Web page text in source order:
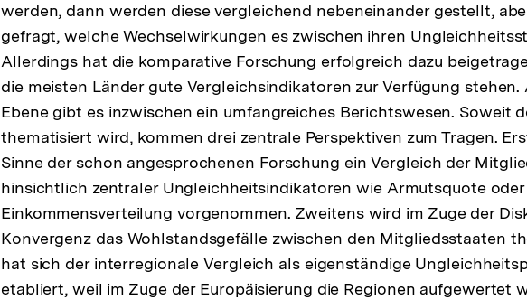
werden, dann werden diese vergleichend nebeneinander gestellt,
gefragt, welche Wechselwirkungen es zwischen ihren
Allerdings hat die komparative Forschung erfolgreich dazu
die meisten Länder gute Vergleichsindikatoren zur Verfügung stehen.
Ebene gibt es inzwischen ein umfangreiches Berichtswesen. Soweit
thematisiert wird, kommen drei zentrale Perspektiven zum Tragen.
Sinne der schon angesprochenen Forschung ein Vergleich der
hinsichtlich zentraler Ungleichheitsindikatoren wie Armutsquote oder
Einkommensverteilung vorgenommen. Zweitens wird im Zuge der
Konvergenz das Wohlstandsgefälle zwischen den Mitgliedsstaaten
hat sich der interregionale Vergleich als eigenständige
etabliert, weil im Zuge der Europäisierung die Regionen aufgewertet